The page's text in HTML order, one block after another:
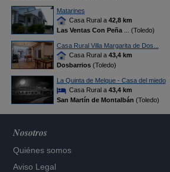
Matarines
Casa Rural a 42,8 km
Las Ventas Con Peña
... (Toledo)
Casa Rural Villa Margarita de Dos...
Casa Rural a 43,4 km
Dosbarrios(Toledo)
La Quinta de Melque - Casa del miedo
Casa Rural a 43,4 km
San Martín de Montalbán (Toledo)
Nosotros
Quiénes somos
Aviso Legal